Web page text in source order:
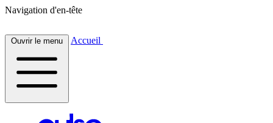
Navigation d'en-tête
Ouvrir le menu Accueil